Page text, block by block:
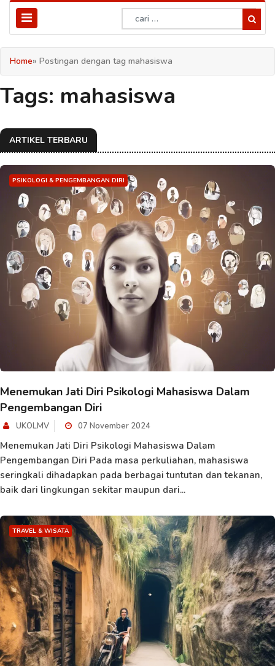
Home» Postingan dengan tag mahasiswa
Tags: mahasiswa
ARTIKEL TERBARU
PSIKOLOGI & PENGEMBANGAN DIRI
Menemukan Jati Diri Psikologi Mahasiswa Dalam
Pengembangan Diri
UKOLMV 07 November 2024
Menemukan Jati Diri Psikologi Mahasiswa Dalam
Pengembangan Diri Pada masa perkuliahan, mahasiswa
seringkali dihadapkan pada berbagai tuntutan dan tekanan,
baik dari lingkungan sekitar maupun dari...
TRAVEL & WISATA